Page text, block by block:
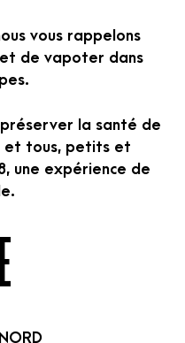
vous rappelons
de vapoter dans
la santé de
et tous, petits et
une expérience de